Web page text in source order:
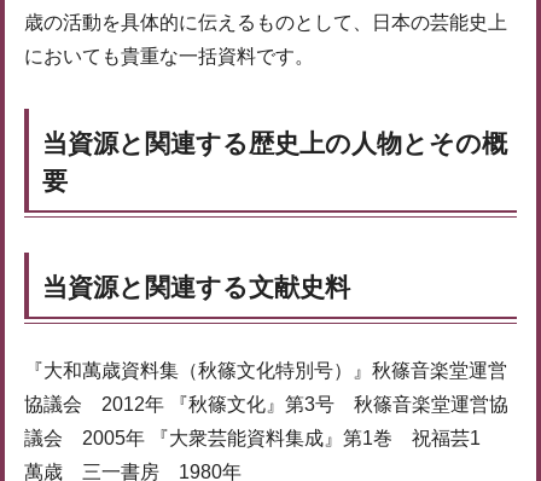
歳の活動を具体的に伝えるものとして、日本の芸能史上
においても貴重な一括資料です。
当資源と関連する歴史上の人物とその概
要
当資源と関連する文献史料
『大和萬歳資料集（秋篠文化特別号）』秋篠音楽堂運営
協議会 2012年 『秋篠文化』第3号 秋篠音楽堂運営協
議会 2005年 『大衆芸能資料集成』第1巻 祝福芸1
萬歳 三一書房 1980年